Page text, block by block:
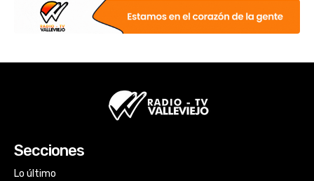
Secciones
Lo último